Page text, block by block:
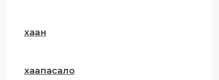
хаан
хаапасало